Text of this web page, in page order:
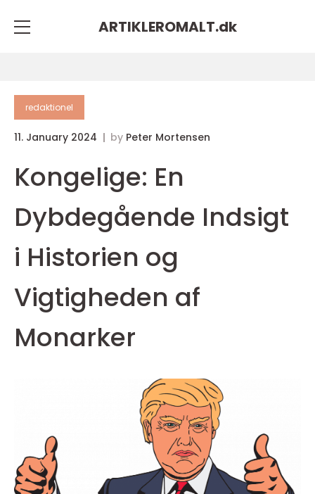
ARTIKLEROMALT.dk
redaktionel
11. January 2024 by Peter Mortensen
Kongelige: En
Dybdegående Indsigt
i Historien og
Vigtigheden af
Monarker